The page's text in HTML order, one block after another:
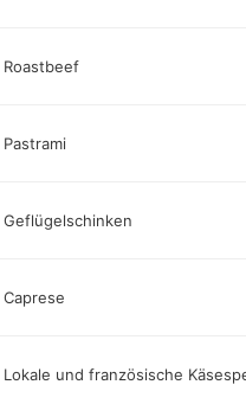
Roastbeef
Pastrami
Geflügelschinken
Caprese
Lokale und französische